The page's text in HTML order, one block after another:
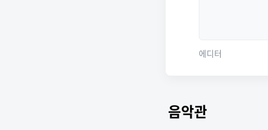
에디터
음악관